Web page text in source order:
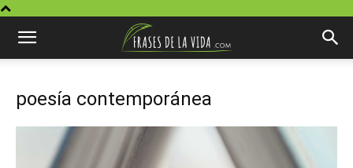
poesía contemporánea